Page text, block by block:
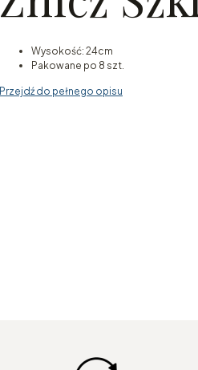
Wysokość: 24cm
Pakowane po 8 szt.
Przejdź do pełnego opisu